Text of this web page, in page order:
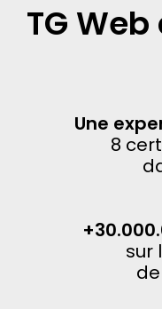
TG
Une
8
sur